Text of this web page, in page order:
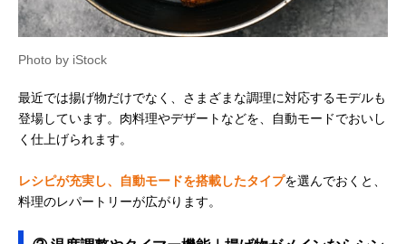
Photo by iStock
最近では揚げ物だけでなく、さまざまな調理に対応するモデルも
登場しています。肉料理やデザートなどを、自動モードでおいし
く仕上げられます。
レシピが充実し、自動モードを搭載したタイプを選んでおくと、
料理のレパートリーが広がります。